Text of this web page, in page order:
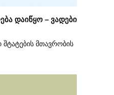
დაიწყო – ვადები
შტატების მთავრობის